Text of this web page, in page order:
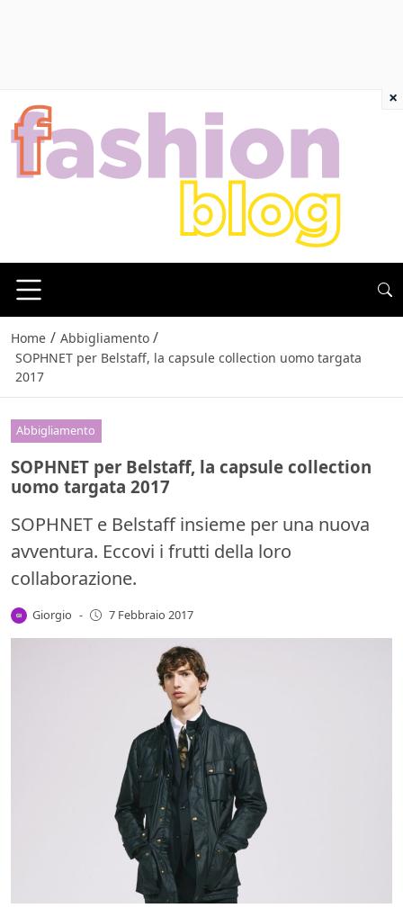
Home / Abbigliamento /
SOPHNET per Belstaff, la capsule collection uomo targata
2017
Abbigliamento
SOPHNET per Belstaff, la capsule collection
uomo targata 2017
SOPHNET e Belstaff insieme per una nuova
avventura. Eccovi i frutti della loro
collaborazione.
Giorgio - 7 Febbraio 2017
×